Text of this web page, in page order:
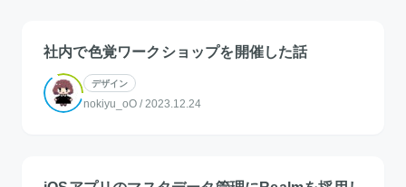
社内で色覚ワークショップを開催した話
デザイン
nokiyu_oO / 2023.12.24